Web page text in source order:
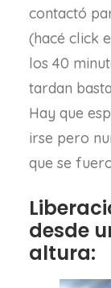
contactó
(hacé click
los 40
tardan
Hay que
irse pero
que se
desde
altura: